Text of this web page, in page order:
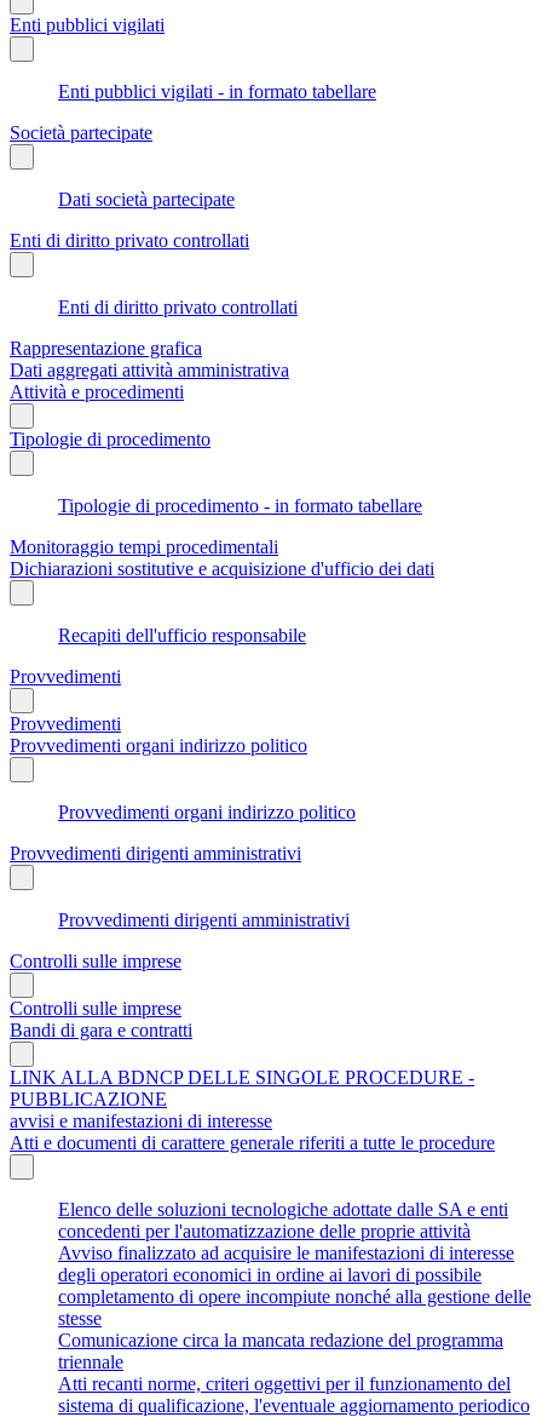
Enti pubblici vigilati
Enti pubblici vigilati - in formato tabellare
Società partecipate
Dati società partecipate
Enti di diritto privato controllati
Enti di diritto privato controllati
Rappresentazione grafica
Dati aggregati attività amministrativa
Attività e procedimenti
Tipologie di procedimento
Tipologie di procedimento - in formato tabellare
Monitoraggio tempi procedimentali
Dichiarazioni sostitutive e acquisizione d'ufficio dei dati
Recapiti dell'ufficio responsabile
Provvedimenti
Provvedimenti
Provvedimenti organi indirizzo politico
Provvedimenti organi indirizzo politico
Provvedimenti dirigenti amministrativi
Provvedimenti dirigenti amministrativi
Controlli sulle imprese
Controlli sulle imprese
Bandi di gara e contratti
LINK ALLA BDNCP DELLE SINGOLE PROCEDURE -
PUBBLICAZIONE
avvisi e manifestazioni di interesse
Atti e documenti di carattere generale riferiti a tutte le procedure
Elenco delle soluzioni tecnologiche adottate dalle SA e enti
concedenti per l'automatizzazione delle proprie attività
Avviso finalizzato ad acquisire le manifestazioni di interesse
degli operatori economici in ordine ai lavori di possibile
completamento di opere incompiute nonché alla gestione delle
stesse
Comunicazione circa la mancata redazione del programma
triennale
Atti recanti norme, criteri oggettivi per il funzionamento del
sistema di qualificazione, l'eventuale aggiornamento periodico